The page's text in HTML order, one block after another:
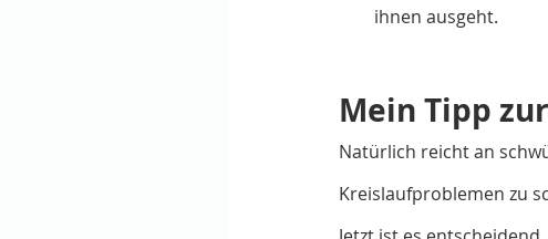
ihnen ausgeht.
Mein Tipp
Natürlich reicht an
Kreislaufproblemen zu